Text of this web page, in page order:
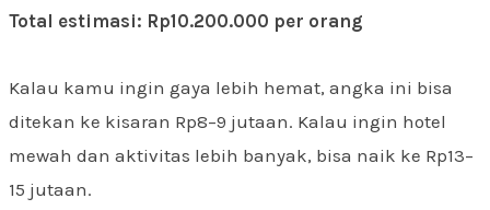
Total estimasi: Rp10.200.000 per orang
Kalau kamu ingin gaya lebih hemat, angka ini bisa
ditekan ke kisaran Rp8–9 jutaan. Kalau ingin hotel
mewah dan aktivitas lebih banyak, bisa naik ke Rp13–
15 jutaan.